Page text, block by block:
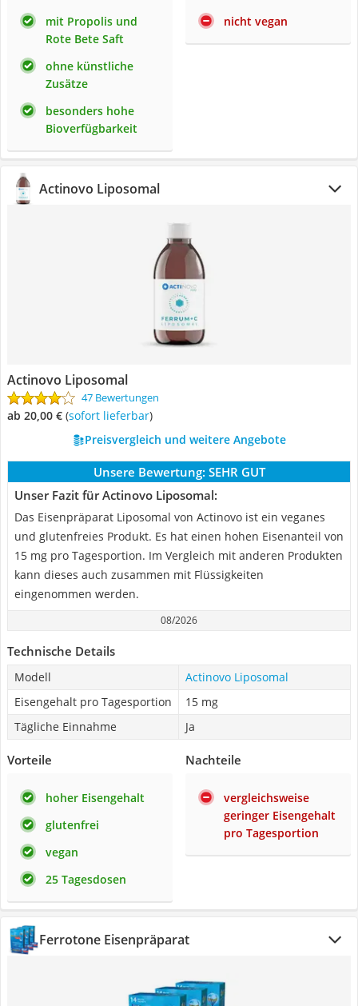
mit Propolis und
Rote Bete Saft
ohne künstliche
Zusätze
besonders hohe
Bioverfügbarkeit
nicht vegan
Actinovo Liposomal
Actinovo Liposomal
47 Bewertungen
ab 20,00 € ( Sofort lieferbar)
Preisvergleich und weitere Angebote
Unsere Bewertung: SEHR GUT
Unser Fazit für Actinovo Liposomal:
Das Eisenpräparat Liposomal von Actinovo ist ein veganes
und glutenfreies Produkt. Es hat einen hohen Eisenanteil von
15 mg pro Tagesportion. Im Vergleich mit anderen Produkten
kann dieses auch zusammen mit Flüssigkeiten
eingenommen werden.
08/2026
Technische Details
Modell
Actinovo Liposomal
Eisengehalt pro Tagesportion
15 mg
Tägliche Einnahme
Ja
Vorteile
hoher Eisengehalt
glutenfrei
vegan
25 Tagesdosen
Nachteile
vergleichsweise
geringer Eisengehalt
pro Tagesportion
Ferrotone Eisenpräparat